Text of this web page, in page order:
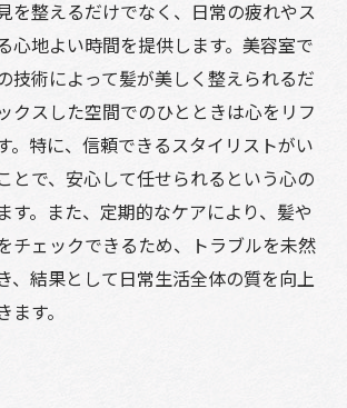
を整えるだけでなく、日常の疲れやス
心地よい時間を提供します。美容室で
技術によって髪が美しく整えられるだ
クスした空間でのひとときは心をリフ
。特に、信頼できるスタイリストがい
とで、安心して任せられるという心の
す。また、定期的なケアにより、髪や
チェックできるため、トラブルを未然
、結果として日常生活全体の質を向上
す。